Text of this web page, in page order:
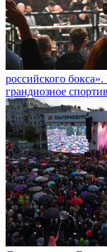
российского
грандиозное